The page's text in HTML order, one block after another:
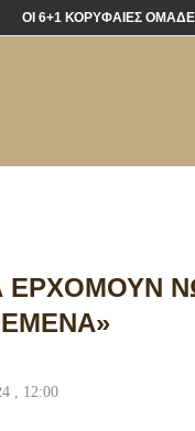
ΟΙ 6+1 ΚΟΡΥΦΑΊΕΣ
ΕΡΧΌΜΟΥΝ
, 12:00